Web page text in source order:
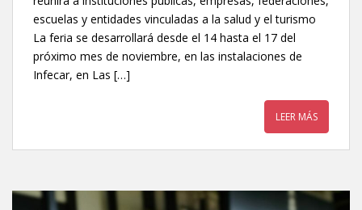
escuelas y entidades vinculadas a la salud y el turismo
La feria se desarrollará desde el 14 hasta el 17 del
próximo mes de noviembre, en las instalaciones de
Infecar, en Las […]
LEER MÁS